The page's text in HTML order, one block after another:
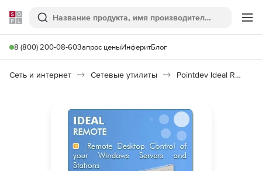
Softline
Поиск
8 (800) 200-08-60Запрос ценыИнферитБлог
Сеть и интернет Сетевые утилиты Pointdev Ideal Remote